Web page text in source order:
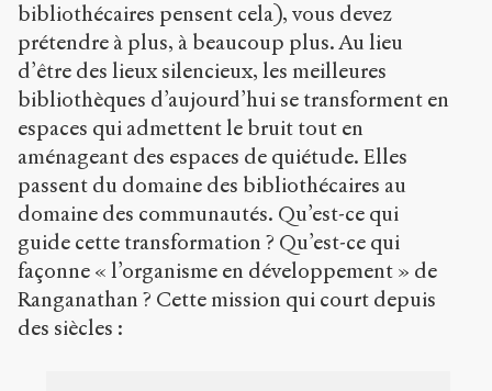
bibliothécaires pensent cela), vous devez
prétendre à plus, à beaucoup plus. Au lieu
d’être des lieux silencieux, les meilleures
bibliothèques d’aujourd’hui se transforment en
espaces qui admettent le bruit tout en
aménageant des espaces de quiétude. Elles
passent du domaine des bibliothécaires au
domaine des communautés. Qu’est-ce qui
guide cette transformation ? Qu’est-ce qui
façonne « l’organisme en développement » de
Ranganathan ? Cette mission qui court depuis
des siècles :